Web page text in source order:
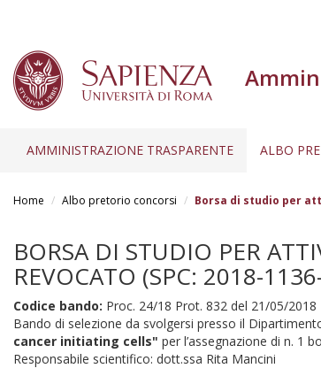
AMMINISTRAZIONE TRASPARENTE ALBO
Home Albo pretorio concorsi Borsa di studio per
BORSA DI STUDIO PER
REVOCATO (SPC: 2018-
Codice bando: Proc. 24/18 Prot. 832 del 21/05/2018
Bando di selezione da svolgersi presso il
cancer initiating cells" per l’assegnazione di n. 1
Responsabile scientifico: dott.ssa Rita Mancini